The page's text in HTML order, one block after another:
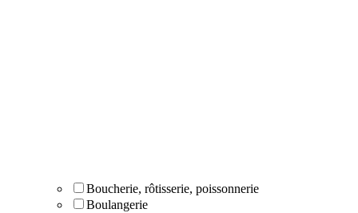
Boucherie, rôtisserie, poissonnerie
Boulangerie